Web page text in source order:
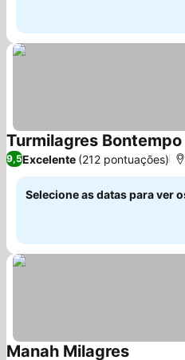
Turmilagres Bontempo
9,5Excelente (212 pontuações)
Selecione as datas para ver
Manah Milagres